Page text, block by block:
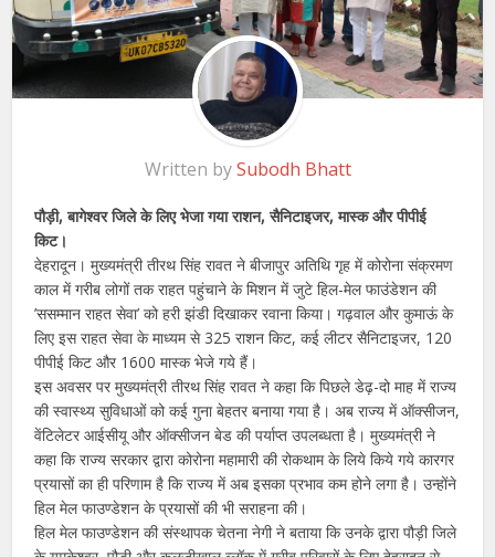
Written bySubodh Bhatt
पौड़ी, बागेश्वर जिले के लिए भेजा गया राशन, सैनिटाइजर, मास्क और पीपीई
किट।
देहरादून। मुख्यमंत्री तीरथ सिंह रावत ने बीजापुर अतिथि गृह में कोरोना संक्रमण
काल में गरीब लोगों तक राहत पहुंचाने के मिशन में जुटे हिल-मेल फाउंडेशन की
’ससम्मान राहत सेवा’ को हरी झंडी दिखाकर रवाना किया। गढ़वाल और कुमाऊं के
लिए इस राहत सेवा के माध्यम से 325 राशन किट, कई लीटर सैनिटाइजर, 120
पीपीई किट और 1600 मास्क भेजे गये हैं।
इस अवसर पर मुख्यमंत्री तीरथ सिंह रावत ने कहा कि पिछले डेढ़-दो माह में राज्य
की स्वास्थ्य सुविधाओं को कई गुना बेहतर बनाया गया है। अब राज्य में ऑक्सीजन,
वेंटिलेटर आईसीयू और ऑक्सीजन बेड की पर्याप्त उपलब्धता है। मुख्यमंत्री ने
कहा कि राज्य सरकार द्वारा कोरोना महामारी की रोकथाम के लिये किये गये कारगर
प्रयासों का ही परिणाम है कि राज्य में अब इसका प्रभाव कम होने लगा है। उन्होंने
हिल मेल फाउण्डेशन के प्रयासों की भी सराहना की।
हिल मेल फाउण्डेशन की संस्थापक चेतना नेगी ने बताया कि उनके द्वारा पौड़ी जिले